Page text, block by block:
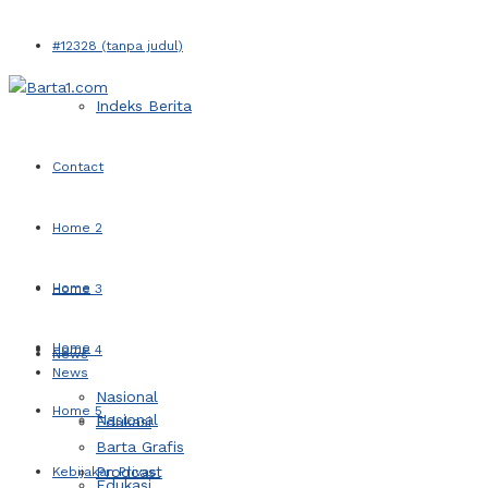
#12328 (tanpa judul)
Indeks Berita
Contact
Home 2
Home 3
Home 4
Home 5
Kebijakan Privasi
Home
News
Nasional
Home
News
Nasional
Edukasi
Barta Grafis
Prodcast